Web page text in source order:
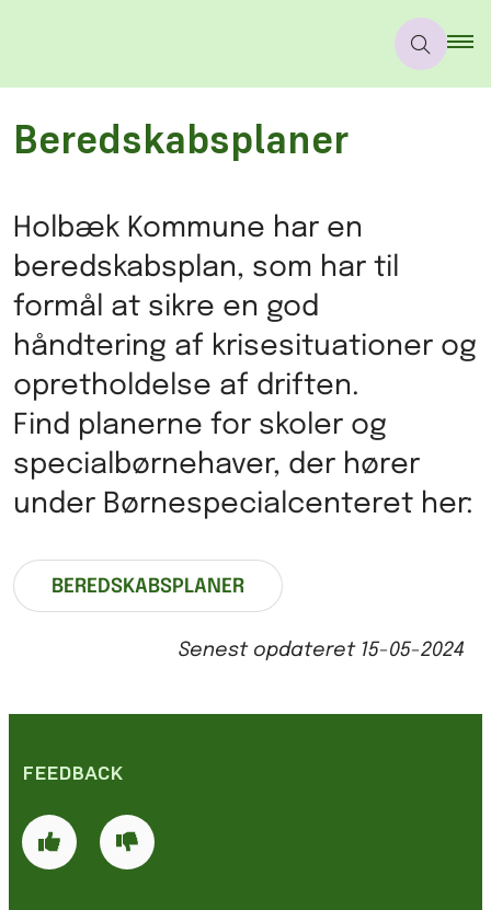
Beredskabsplaner
Holbæk Kommune har en
beredskabsplan, som har til
formål at sikre en god
håndtering af krisesituationer og
opretholdelse af driften.
Find planerne for skoler og
specialbørnehaver, der hører
under Børnespecialcenteret her:
BEREDSKABSPLANER
Senest opdateret 15-05-2024
FEEDBACK